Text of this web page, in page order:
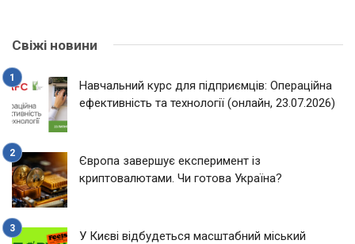
Свіжі новини
Навчальний курс для підприємців: Операційна
ефективність та технології (онлайн, 23.07.2026)
Європа завершує експеримент із
криптовалютами. Чи готова Україна?
У Києві відбудеться масштабний міський